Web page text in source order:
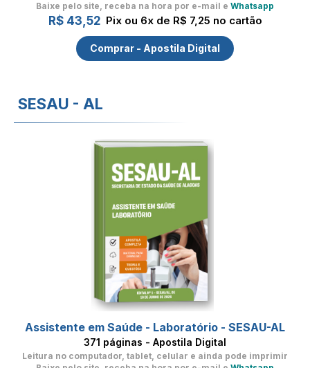
Baixe pelo site, receba na hora por e-mail e Whatsapp
R$ 43,52 Pix ou 6x de R$ 7,25 no cartão
Comprar - Apostila Digital
SESAU - AL
Assistente em Saúde - Laboratório - SESAU-AL
371 páginas - Apostila Digital
Leitura no computador, tablet, celular e ainda pode imprimir